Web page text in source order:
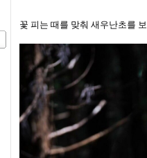
꽃 피는 때를 맞춰 새우난초를